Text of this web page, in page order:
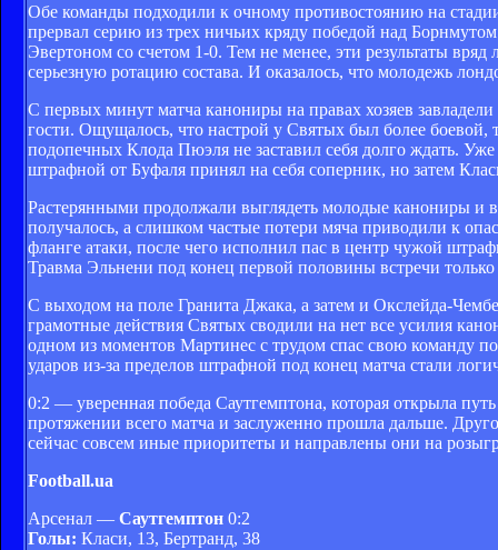
Обе команды подходили к очному противостоянию на
прервал серию из трех ничьих кряду победой над
Эвертоном со счетом 1-0. Тем не менее, эти результаты
серьезную ротацию состава. И оказалось, что молодежь
С первых минут матча канониры на правах хозяев
гости. Ощущалось, что настрой у Святых был более боевой,
подопечных Клода Пюэля не заставил себя долго ждать.
штрафной от Буфаля принял на себя соперник, но затем
Растерянными продолжали выглядеть молодые канониры и
получалось, а слишком частые потери мяча приводили к
фланге атаки, после чего исполнил пас в центр чужой
Травма Эльнени под конец первой половины встречи
С выходом на поле Гранита Джака, а затем и Окслейда-
грамотные действия Святых сводили на нет все усилия
одном из моментов Мартинес с трудом спас свою команду
ударов из-за пределов штрафной под конец матча стали
0:2 — уверенная победа Саутгемптона, которая открыла
протяжении всего матча и заслуженно прошла дальше.
сейчас совсем иные приоритеты и направлены они на
Football.ua
Арсенал — Саутгемптон 0:2
Голы: Класи, 13, Бертранд, 38